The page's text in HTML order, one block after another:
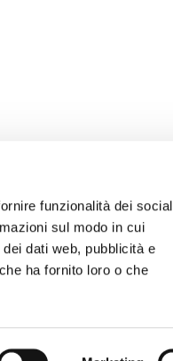
funzionalità dei social
sul modo in cui
dati web, pubblicità e
ha fornito loro o che
DEI DATI - PRIVACY
L'ATENEO